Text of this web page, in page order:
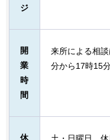
ジ
開
業
時
間
来所による相
分から17時15
休